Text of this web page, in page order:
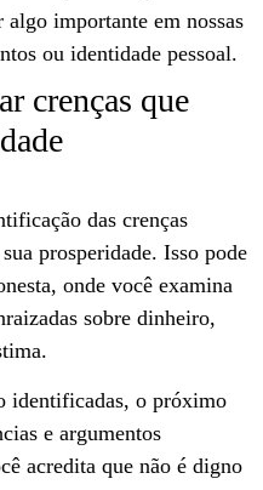
algo importante em nossas
ou identidade pessoal.
crenças que
das crenças
prosperidade. Isso pode
onde você examina
sobre dinheiro,
identificadas, o próximo
e argumentos
acredita que não é digno